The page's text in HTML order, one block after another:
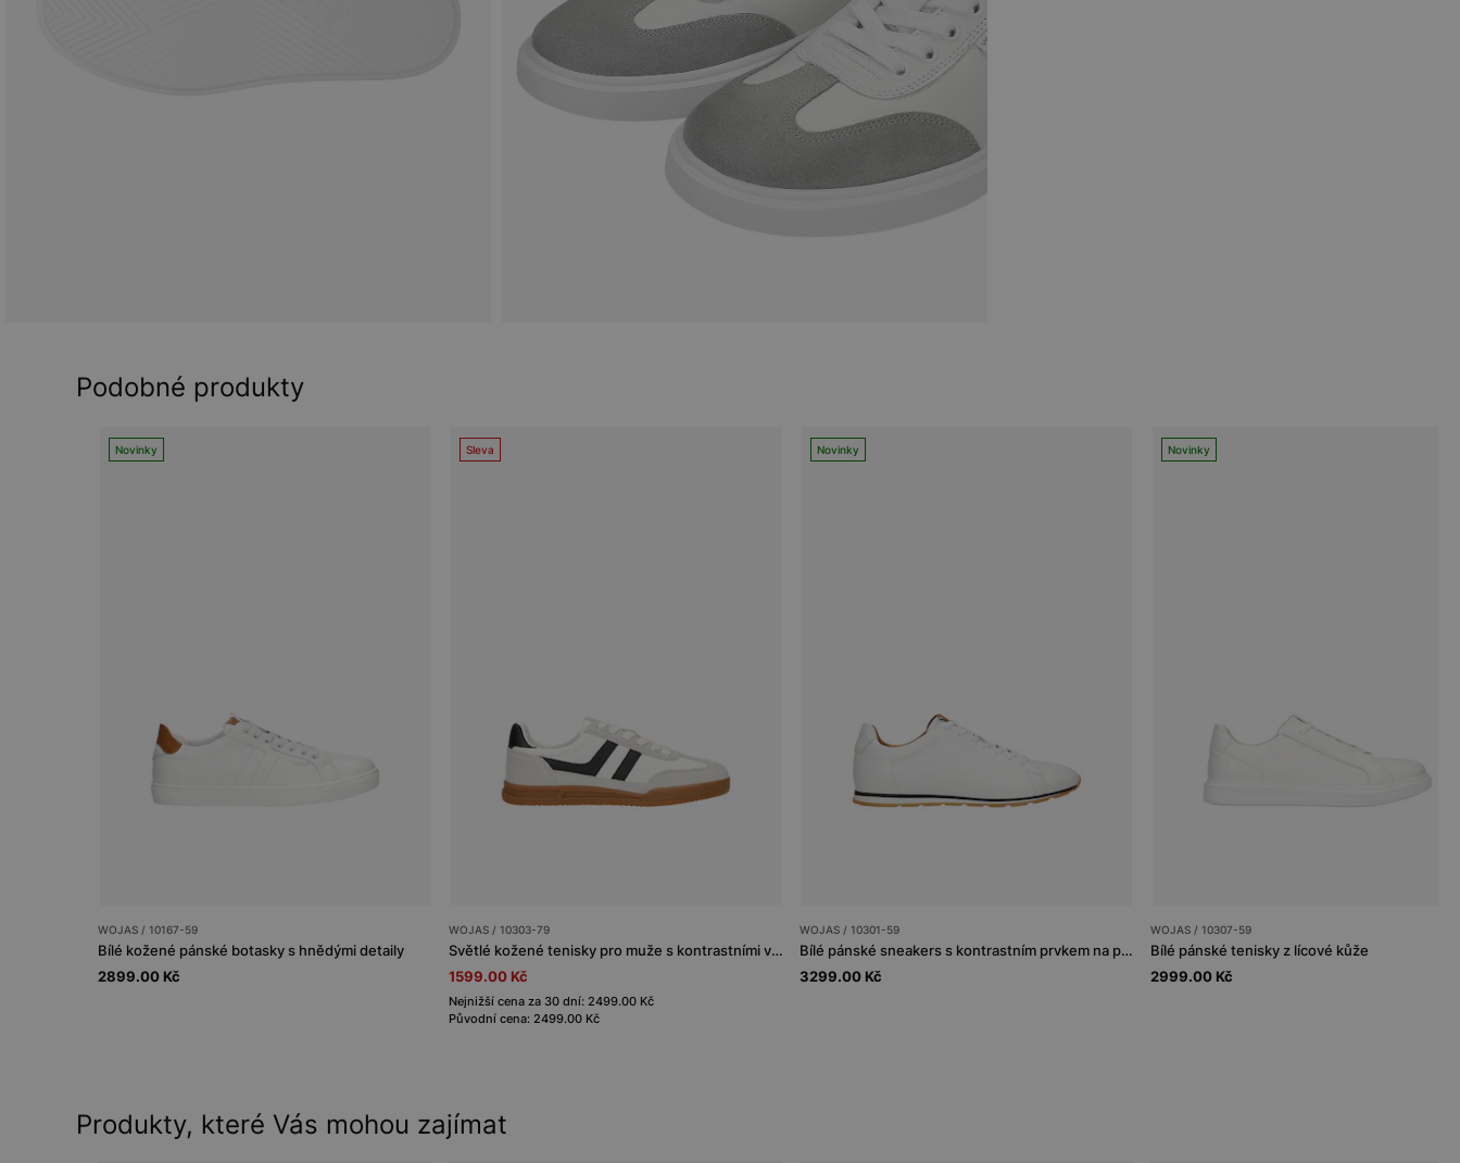
Podobné produkty
Novinky
WOJAS / 10167-59
Bílé kožené pánské botasky s hnědými detaily
2899.00 Kč
Sleva
WOJAS / 10303-79
Světlé kožené tenisky pro muže s kontrastními vsadkami
1599.00 Kč
Nejnižší cena za 30 dní: 2499.00 Kč
Původní cena: 2499.00 Kč
Novinky
WOJAS / 10301-59
Bílé pánské sneakers s kontrastním prvkem na podrážce
3299.00 Kč
Novinky
WOJAS / 10307-59
Bílé pánské tenisky z lícové kůže
2999.00 Kč
Produkty, které Vás mohou zajímat